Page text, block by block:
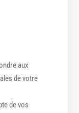
aux
de votre
de vos